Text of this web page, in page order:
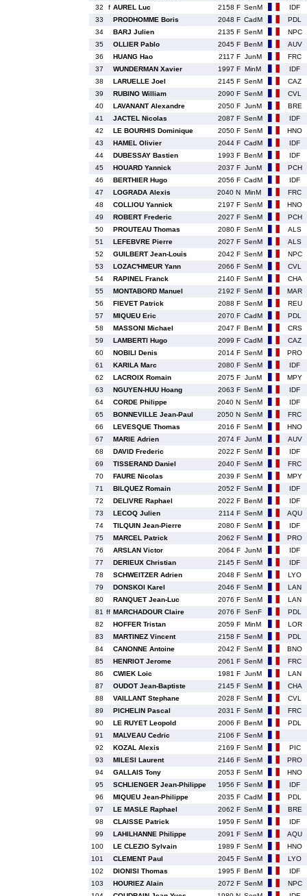
32
f AUREL Luc 2158 F SenM
IDF
33
PRODHOMME Boris 2048 F CadM
PDL
34
BARJ Julien 2135 F SenM
NPC
35
OLLIER Pablo 2045 F BenM
AUV
36
HUANG Hao 2117 F JunM
FRC
37
WUNDERMAN Xavier 1997 F MinM
IDF
38
LARUELLE Joel 2145 F SenM
CAZ
39
RUBINO William 2090 F SenM
CVL
40
LAVANANT Alexandre 2050 F JunM
BRE
41
JACTEL Nicolas 2087 F SenM
IDF
42
LE BOURHIS Dominique 2050 F SenM
HNO
43
HAMEL Olivier 2044 F CadM
IDF
44
DUBESSAY Bastien 1993 F BenM
IDF
45
HOUARD Yannick 2037 F JunM
PCH
46
BERTHIER Hugo 2056 F CadM
IDF
47
LOGRADA Alexis 2040 N MinM
FRC
48
COLLIOU Yannick 2197 F SenM
HNO
49
ROBERT Frederic 2027 F SenM
PCH
50
PROUTEAU Thomas 2080 F SenM
ALS
51
LEFEBVRE Pierre 2027 F SenM
ALS
52
GUILBERT Jean-Louis 2042 F SenM
NPC
53
LOZAC'HMEUR Yann 2066 F SenM
CVL
54
RAPINEL Franck 2140 F SenM
CHA
55
MONTABORD Manuel 2192 F SenM
MAR
56
FIEVET Patrick 2088 F SenM
REU
57
MIQUEU Eric 2070 F CadM
PDL
58
MASSONI Michael 2047 F BenM
CRS
59
LAMBERTI Hugo 2099 F CadM
CAZ
60
NOBILI Denis 2014 F SenM
PRO
61
KARILA Marc 2080 F SenM
IDF
62
LACROIX Romain 2075 F JunM
MPY
63
NGUYEN-HUU Hoang 2063 F SenM
IDF
64
CORDE Philippe 2040 N SenM
IDF
65
BONNEVILLE Jean-Paul 2050 N SenM
FRC
66
LEVESQUE Thomas 2016 F SenM
HNO
67
MARIE Adrien 2074 F JunM
AUV
68
DAVID Frederic 2022 F SenM
IDF
69
TISSERAND Daniel 2040 F SenM
FRC
70
FAURE Nicolas 2039 F SenM
MPY
71
BILQUEZ Romain 2052 F SenM
IDF
72
DELIVRE Raphael 2022 F BenM
IDF
73
LECOQ Julien 2114 F SenM
AQU
74
TILQUIN Jean-Pierre 2080 F SenM
IDF
75
MARCEL Patrick 2062 F SenM
PRO
76
ARSLAN Victor 2064 F JunM
IDF
77
DERIEUX Christian 2145 F SenM
IDF
78
SCHWEITZER Adrien 2048 F SenM
LYO
79
DONSKOI Karel 2046 F SenM
LAN
80
RANQUET Jean-Luc 2076 F SenM
LAN
81 ff MARCHADOUR Claire 2076 F SenF
PDL
82
HOFFER Tristan 2059 F MinM
LOR
83
MARTINEZ Vincent 2158 F SenM
PDL
84
CANONNE Antoine 2042 F SenM
BNO
85
HENRIOT Jerome 2061 F SenM
FRC
86
CWIEK Loic 1981 F JunM
LAN
87
OUDOT Jean-Baptiste 2145 F SenM
CHA
88
VAILLANT Stephane 2028 F SenM
CVL
89
PICHELIN Pascal 2031 F SenM
FRC
90
LE RUYET Leopold 2006 F BenM
PDL
91
MALVEAU Cedric 2106 F SenM
92
KOZAL Alexis 2169 F SenM
PIC
93
MILESI Laurent 2146 F SenM
PRO
94
GALLAIS Tony 2053 F SenM
HNO
95
SCHLIENGER Jean-Philippe 1956 F SenM
IDF
96
MIQUEU Jean-Philippe 2035 F CadM
PDL
97
LE MASLE Raphael 2062 F SenM
BRE
98
CLAISSE Patrick 1959 F SenM
IDF
99
LAHILHANNE Philippe 2091 F SenM
AQU
100
LE CLEZIO Sylvain 1989 F SenM
HNO
101
CLEMENT Paul 2045 F SenM
LYO
102
DIONISI Thomas 1995 F BenM
IDF
103
HOURIEZ Alain 2072 F SenM
NPC